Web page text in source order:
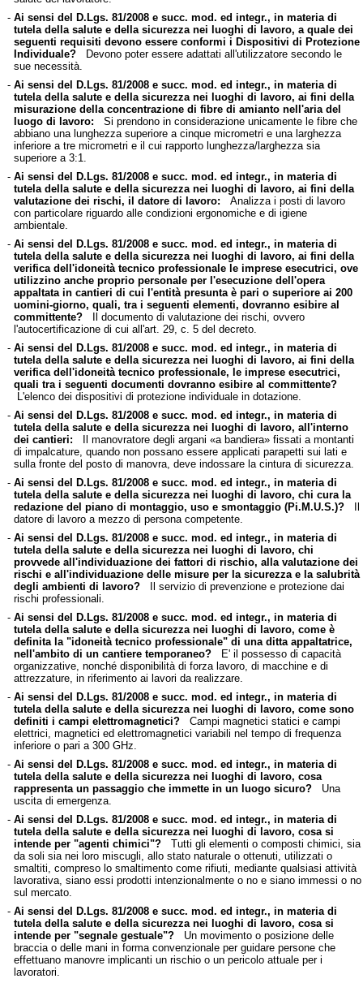
- Ai sensi del D.Lgs. 81/2008 e succ. mod. ed integr., in materia di
tutela della salute e della sicurezza nei luoghi di lavoro, a quale dei
seguenti requisiti devono essere conformi i Dispositivi di Protezione
Individuale?Devono poter essere adattati all'utilizzatore secondo le
sue necessità.
- Ai sensi del D.Lgs. 81/2008 e succ. mod. ed integr., in materia di
tutela della salute e della sicurezza nei luoghi di lavoro, ai fini della
misurazione della concentrazione di fibre di amianto nell'aria del
luogo di lavoro: Si prendono in considerazione unicamente le fibre che
abbiano una lunghezza superiore a cinque micrometri e una larghezza
inferiore a tre micrometri e il cui rapporto lunghezza/larghezza sia
superiore a 3:1.
- Ai sensi del D.Lgs. 81/2008 e succ. mod. ed integr., in materia di
tutela della salute e della sicurezza nei luoghi di lavoro, ai fini della
valutazione dei rischi, il datore di lavoro: Analizza i posti di lavoro
con particolare riguardo alle condizioni ergonomiche e di igiene
ambientale.
- Ai sensi del D.Lgs. 81/2008 e succ. mod. ed integr., in materia di
tutela della salute e della sicurezza nei luoghi di lavoro, ai fini della
verifica dell'idoneità tecnico professionale le imprese esecutrici, ove
utilizzino anche proprio personale per l'esecuzione dell'opera
appaltata in cantieri di cui l'entità presunta è pari o superiore ai 200
uomini-giorno, quali, tra i seguenti elementi, dovranno esibire al
committente?Il documento di valutazione dei rischi, ovvero
l'autocertificazione di cui all'art. 29, c. 5 del decreto.
- Ai sensi del D.Lgs. 81/2008 e succ. mod. ed integr., in materia di
tutela della salute e della sicurezza nei luoghi di lavoro, ai fini della
verifica dell'idoneità tecnico professionale, le imprese esecutrici,
quali tra i seguenti documenti dovranno esibire al committente?
L'elenco dei dispositivi di protezione individuale in dotazione.
- Ai sensi del D.Lgs. 81/2008 e succ. mod. ed integr., in materia di
tutela della salute e della sicurezza nei luoghi di lavoro, all'interno
dei cantieri: Il manovratore degli argani «a bandiera» fissati a montanti
di impalcature, quando non possano essere applicati parapetti sui lati e
sulla fronte del posto di manovra, deve indossare la cintura di sicurezza.
- Ai sensi del D.Lgs. 81/2008 e succ. mod. ed integr., in materia di
tutela della salute e della sicurezza nei luoghi di lavoro, chi cura la
redazione del piano di montaggio, uso e smontaggio (Pi.M.U.S.)?Il
datore di lavoro a mezzo di persona competente.
- Ai sensi del D.Lgs. 81/2008 e succ. mod. ed integr., in materia di
tutela della salute e della sicurezza nei luoghi di lavoro, chi
provvede all'individuazione dei fattori di rischio, alla valutazione dei
rischi e all'individuazione delle misure per la sicurezza e la salubrità
degli ambienti di lavoro?Il servizio di prevenzione e protezione dai
rischi professionali.
- Ai sensi del D.Lgs. 81/2008 e succ. mod. ed integr., in materia di
tutela della salute e della sicurezza nei luoghi di lavoro, come è
definita la "idoneità tecnico professionale" di una ditta appaltatrice,
nell'ambito di un cantiere temporaneo?E' il possesso di capacità
organizzative, nonché disponibilità di forza lavoro, di macchine e di
attrezzature, in riferimento ai lavori da realizzare.
- Ai sensi del D.Lgs. 81/2008 e succ. mod. ed integr., in materia di
tutela della salute e della sicurezza nei luoghi di lavoro, come sono
definiti i campi elettromagnetici?Campi magnetici statici e campi
elettrici, magnetici ed elettromagnetici variabili nel tempo di frequenza
inferiore o pari a 300 GHz.
- Ai sensi del D.Lgs. 81/2008 e succ. mod. ed integr., in materia di
tutela della salute e della sicurezza nei luoghi di lavoro, cosa
rappresenta un passaggio che immette in un luogo sicuro?Una
uscita di emergenza.
- Ai sensi del D.Lgs. 81/2008 e succ. mod. ed integr., in materia di
tutela della salute e della sicurezza nei luoghi di lavoro, cosa si
intende per "agenti chimici"?Tutti gli elementi o composti chimici, sia
da soli sia nei loro miscugli, allo stato naturale o ottenuti, utilizzati o
smaltiti, compreso lo smaltimento come rifiuti, mediante qualsiasi attività
lavorativa, siano essi prodotti intenzionalmente o no e siano immessi o no
sul mercato.
- Ai sensi del D.Lgs. 81/2008 e succ. mod. ed integr., in materia di
tutela della salute e della sicurezza nei luoghi di lavoro, cosa si
intende per "segnale gestuale"?Un movimento o posizione delle
braccia o delle mani in forma convenzionale per guidare persone che
effettuano manovre implicanti un rischio o un pericolo attuale per i
lavoratori.